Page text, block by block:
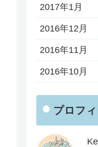
2017年1月
2016年12月
2016年11月
2016年10月
プロフ